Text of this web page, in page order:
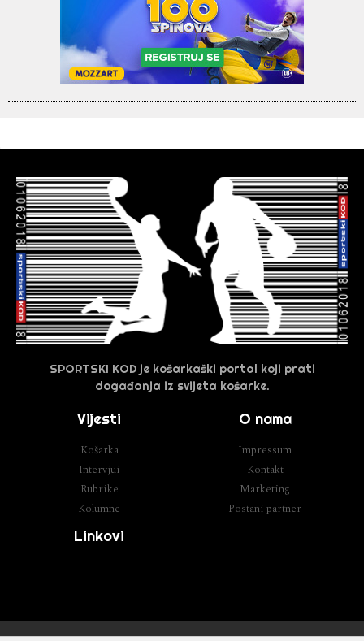
SPORTSKI KOD je košarkaški portal koji prati
događanja iz svijeta košarke.
Vijesti
Košarka
Intervjui
Rubrike
Kolumne
O nama
Impressum
Kontakt
Marketing
Postani partner
Linkovi